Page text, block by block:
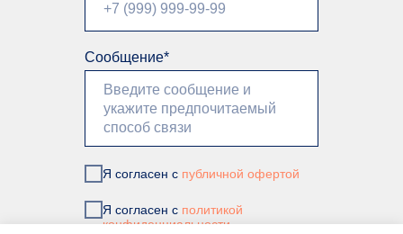
Сообщение*
Я согласен с публичной офертой
Я согласен с политикой
конфиденциальности